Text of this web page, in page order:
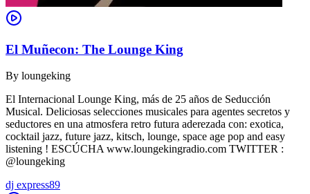
El Muñecon: The Lounge King
By loungeking
El Internacional Lounge King, más de 25 años de Seducción
Musical. Deliciosas selecciones musicales para agentes secretos y
seductores en una atmosfera retro futura aderezada con: exotica,
cocktail jazz, future jazz, kitsch, lounge, space age pop and easy
listening ! ESCÚCHA www.loungekingradio.com TWITTER :
@loungeking
dj express89